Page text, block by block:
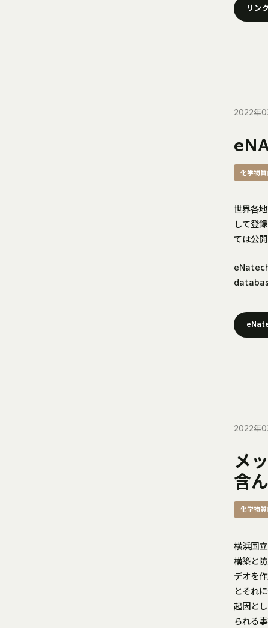
リン
2022年
化学物
世界各
して登
ては公
2022年
メ
含
化学物
横浜国
構築と
デオを
とそれ
起因と
られる